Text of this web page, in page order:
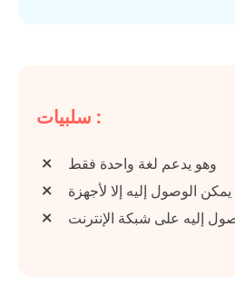
سلبيات :
وهو يدعم لغة واحدة فقط
إليه على شبكة الإنترنت